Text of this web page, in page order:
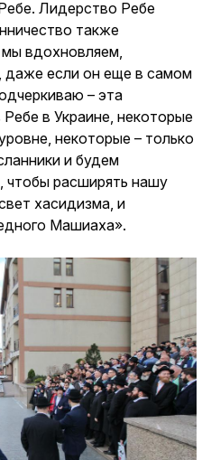
Лидерство Ребе
также
вдохновляем,
даже если он еще в самом
– эта
в Украине, некоторые
некоторые – только
и будем
чтобы расширять нашу
хасидизма, и
Машиаха».